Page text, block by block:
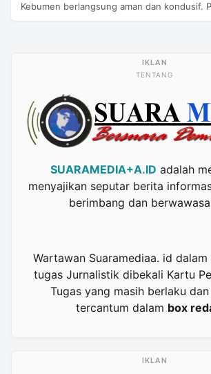
Kebumen berlangsung aman dan kondusif.
TENTANG
SUARAMEDIA+A.ID adalah
menyajikan seputar berita
berimbang dan
Wartawan Suaramediaa. id dalam
tugas Jurnalistik dibekali Kartu
Tugas yang masih berlaku
tercantum dalam box